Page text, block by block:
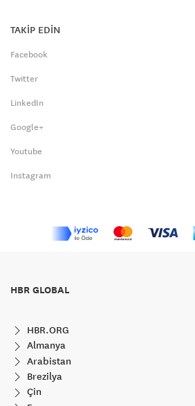
TAKİP EDİN
Facebook
Twitter
LinkedIn
Google+
Youtube
Instagram
HBR GLOBAL
HBR.ORG
Almanya
Arabistan
Brezilya
Çin